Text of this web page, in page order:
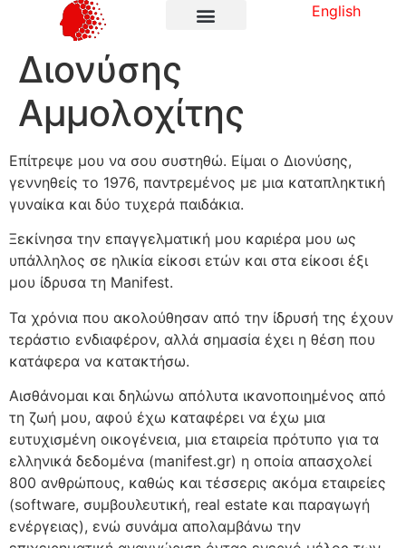
English
Διονύσης
Αμμολοχίτης
Επίτρεψε μου να σου συστηθώ. Είμαι ο Διονύσης,
γεννηθείς το 1976, παντρεμένος με μια καταπληκτική
γυναίκα και δύο τυχερά παιδάκια.
Ξεκίνησα την επαγγελματική μου καριέρα μου ως
υπάλληλος σε ηλικία είκοσι ετών και στα είκοσι έξι
μου ίδρυσα τη Manifest.
Τα χρόνια που ακολούθησαν από την ίδρυσή της έχουν
τεράστιο ενδιαφέρον, αλλά σημασία έχει η θέση που
κατάφερα να κατακτήσω.
Αισθάνομαι και δηλώνω απόλυτα ικανοποιημένος από
τη ζωή μου, αφού έχω καταφέρει να έχω μια
ευτυχισμένη οικογένεια, μια εταιρεία πρότυπο για τα
ελληνικά δεδομένα (manifest.gr) η οποία απασχολεί
800 ανθρώπους, καθώς και τέσσερις ακόμα εταιρείες
(software, συμβουλευτική, real estate και παραγωγή
ενέργειας), ενώ συνάμα απολαμβάνω την